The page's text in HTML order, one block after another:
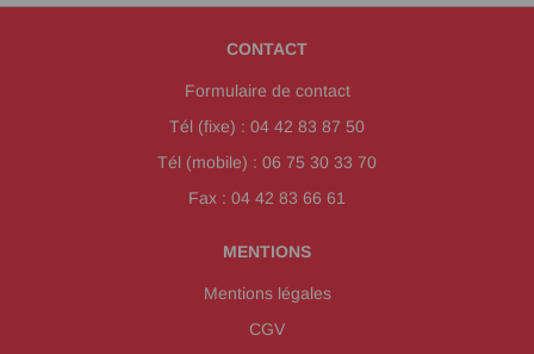
CONTACT
Formulaire de contact
Tél (fixe) : 04 42 83 87 50
Tél (mobile) : 06 75 30 33 70
Fax : 04 42 83 66 61
MENTIONS
Mentions légales
CGV